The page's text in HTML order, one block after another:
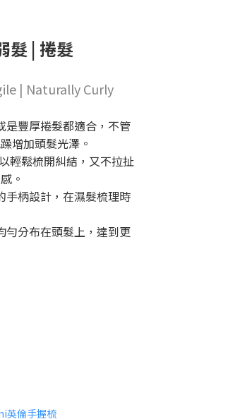
髮 | 捲髮
| Naturally Curly
是豐厚捲髮都適合，不管
增加頭髮光澤。
輕鬆梳開糾結，又不拉扯
。
手柄設計，在濕髮梳理時
勻分布在頭髮上，達到更